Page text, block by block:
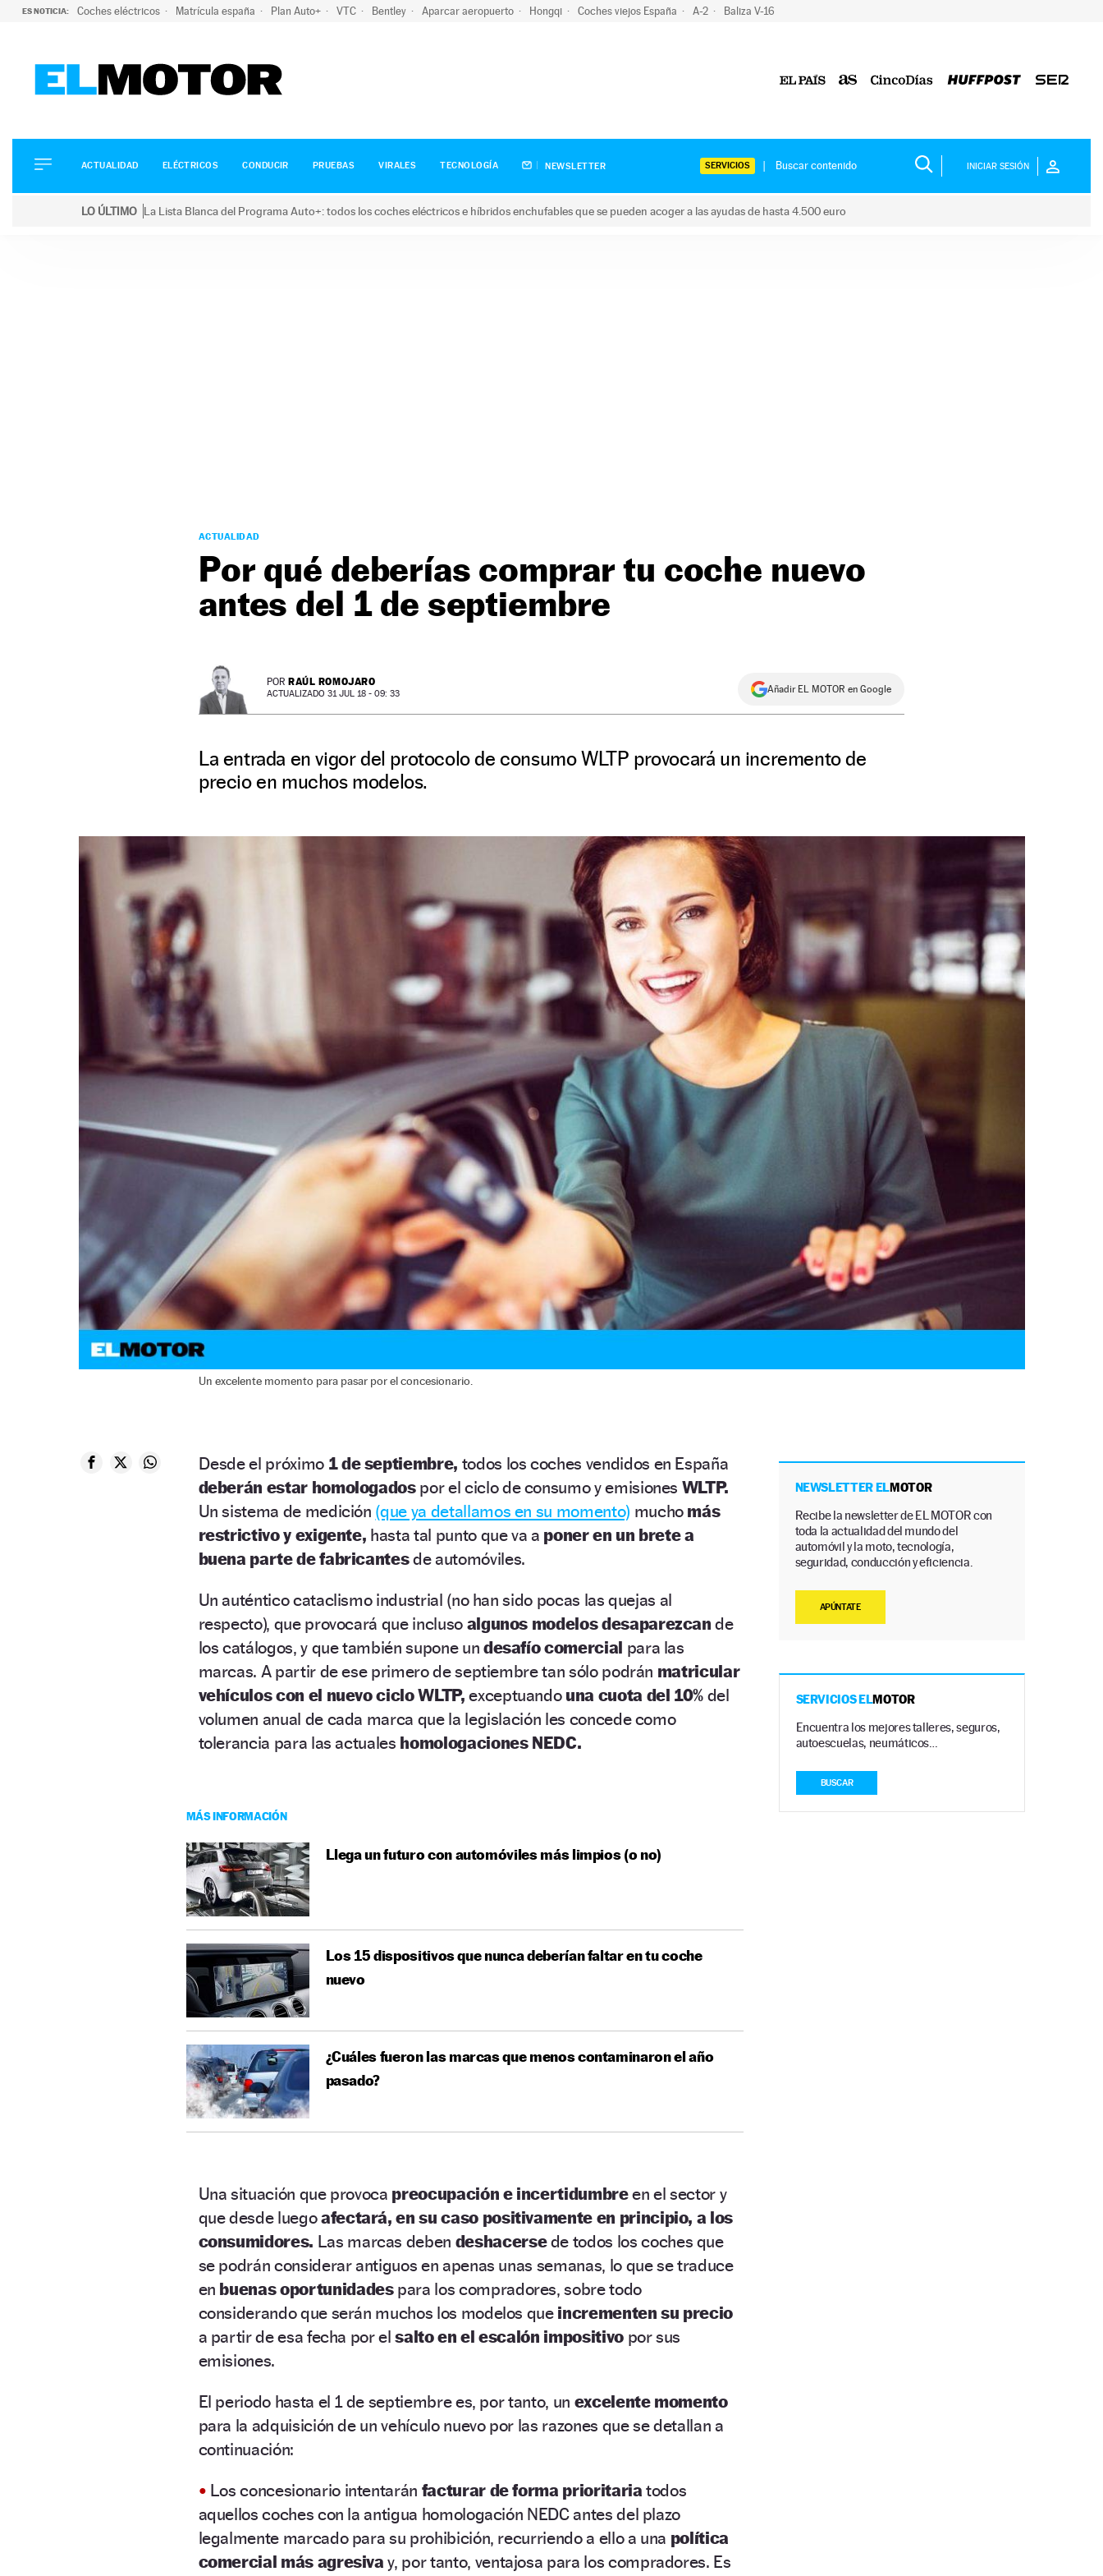
ES NOTICIA: Coches eléctricos Matrícula españa Plan Auto+ VTC Bentley Aparcar aeropuerto Hongqi Coches viejos España A-2 Baliza V-16
ELÉCTRICOS
CONDUCIR
ACTUALIDAD ELÉCTRICOS CONDUCIR PRUEBAS VIRALES TECNOLOGÍA NEWSLETTER SERVICIOS INICIAR SESIÓN
LO ÚLTIMO La Lista Blanca del Programa Auto+: todos los coches eléctricos e híbridos enchufables que se pueden acoger a las ayudas de hasta 4.500 euro
ACTUALIDAD
Por qué deberías comprar tu coche nuevo
antes del 1 de septiembre
POR RAÚL ROMOJARO
ACTUALIZADO 31 JUL 18 - 09: 33 Añadir EL MOTOR en Google
La entrada en vigor del protocolo de consumo WLTP provocará un incremento de
precio en muchos modelos.
Un excelente momento para pasar por el concesionario.
Desde el próximo 1 de septiembre, todos los coches vendidos en España
deberán estar homologadospor el ciclo de consumo y emisiones WLTP.
Un sistema de medición (que ya detallamos en su momento) mucho más
restrictivo y exigente, hasta tal punto que va a poner en un brete a
buena parte de fabricantesde automóviles.
Un auténtico cataclismo industrial (no han sido pocas las quejas al
respecto), que provocará que incluso algunos modelos desaparezcan de
los catálogos, y que también supone un desafío comercial para las
marcas. A partir de ese primero de septiembre tan sólo podrán matricular
vehículos con el nuevo ciclo WLTP, exceptuando una cuota del 10% del
volumen anual de cada marca que la legislación les concede como
tolerancia para las actuales homologaciones NEDC.
MÁS INFORMACIÓN
Llega un futuro con automóviles más limpios (o no)
Los 15 dispositivos que nunca deberían faltar en tu coche
nuevo
¿Cuáles fueron las marcas que menos contaminaron el año
pasado?
Una situación que provoca preocupación e incertidumbreen el sector y
que desde luegoafectará, en su caso positivamente en principio, a los
consumidores. Las marcas deben deshacersede todos los coches que
se podrán considerar antiguos en apenas unas semanas, lo que se traduce
en buenas oportunidadespara los compradores, sobre todo
considerando que serán muchos los modelos queincrementen su precio
a partir de esa fecha por elsalto en el escalón impositivopor sus
emisiones.
El periodo hasta el 1 de septiembre es, por tanto, un excelente momento
para la adquisición de un vehículo nuevo por las razones que se detallan a
continuación:
• Los concesionario intentarán facturar de forma prioritaria todos
aquellos coches con la antigua homologación NEDC antes del plazo
legalmente marcado para su prohibición, recurriendo a ello a una política
comercial más agresiva y, por tanto, ventajosa para los compradores. Es
NEWSLETTER ELMOTOR
Recibe la newsletter de EL MOTOR con
toda la actualidad del mundo del
automóvil y la moto, tecnología,
seguridad, conducción y eficiencia.
APÚNTATE
SERVICIOS ELMOTOR
Encuentra los mejores talleres, seguros,
autoescuelas, neumáticos…
BUSCAR